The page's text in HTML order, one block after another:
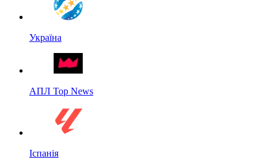
Україна
АПЛ Top News
Іспанія